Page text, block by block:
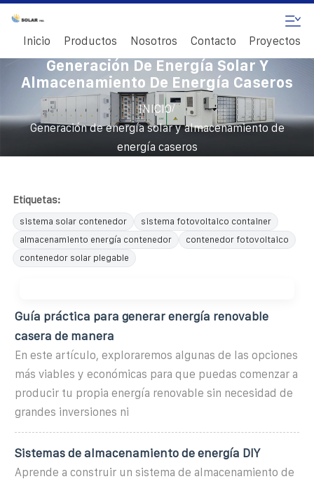
Inicio Productos Nosotros Contacto Proyectos
Generación De Energía Solar Y
Almacenamiento De Energía Caseros
INICIO/
Generación de energía solar y almacenamiento de
energía caseros
Etiquetas:
sistema solar contenedor
sistema fotovoltaico container
almacenamiento energía contenedor
contenedor fotovoltaico
contenedor solar plegable
Guía práctica para generar energía renovable
casera de manera
En este artículo, exploraremos algunas de las opciones
más viables y económicas para que puedas comenzar a
producir tu propia energía renovable sin necesidad de
grandes inversiones ni
Sistemas de almacenamiento de energía DIY
Aprende a construir un sistema de almacenamiento de